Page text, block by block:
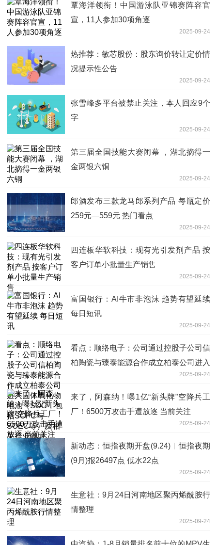
覃海洋领衔！中国游泳队亚锦赛阵容官
宣，11人参加30项角逐
2025-09-24
热推荐：敏芯股份：股东询价转让定价情
况提示性公告
2025-09-24
张雪峰多平台被禁止关注，本人回应9个
字
2025-09-24
第三届全国技能大赛闭幕 ，湖北摘得一
金两银六铜
2025-09-24
郎酒发布三款龙马郎系列产品 每瓶定价
259元—559元 热门看点
2025-09-24
四连板华软科技：现有光引发剂产品 按
客户订单小批量生产销售
2025-09-24
富国银行：AI牛市非泡沫 趋势有望延续
每日短讯
2025-09-24
看点：顺络电子：公司通过控股子公司信
柏陶瓷与臻泰能源合作成立柏泰公司进入
固体氧化物电池（SOC，包括SOFC与
SOEC等）及相关行业领域
2025-09-24
来了，阿森纳！曝1亿“新头牌”空降兵工
厂！6500万攻击手遭放逐 当前关注
2025-09-24
新动态：恒指夜期开盘(9.24)︱恒指夜期
(9月)报26497点 低水22点
2025-09-24
生意社：9月24日河南地区聚丙烯酰胺行
情整理
2025-09-24